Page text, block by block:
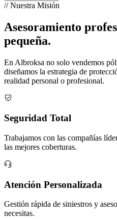
// Nuestra Misión
Asesoramiento
pequeña.
En Albroksa no solo vendemos
diseñamos la estrategia de
realidad personal o profesional.
Seguridad Total
Trabajamos con las compañías
las mejores coberturas.
Atención Personalizada
Gestión rápida de siniestros y
necesitas.